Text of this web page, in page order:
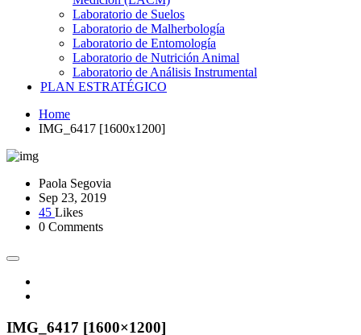
Laboratorio de Suelos
Laboratorio de Malherbología
Laboratorio de Entomología
Laboratorio de Nutrición Animal
Laboratorio de Análisis Instrumental
PLAN ESTRATÉGICO
Home
IMG_6417 [1600x1200]
Paola Segovia
Sep 23, 2019
45 Likes
0 Comments
IMG_6417 [1600×1200]